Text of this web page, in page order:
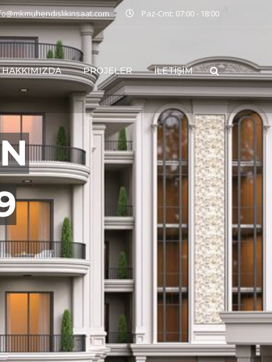
Paz-Cmt: 07:00 - 18:00
HAKKIMIZDA PROJELER İLETIŞIM